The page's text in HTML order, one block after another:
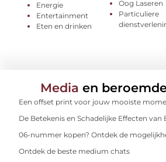
Energie
Entertainment
Eten en drinken
Oog Laseren
Particuliere
Media en
Een offset print voor jouw mooiste
De Betekenis en Schadelijke Effecten van
06-nummer kopen? Ontdek de
Ontdek de beste medium chats